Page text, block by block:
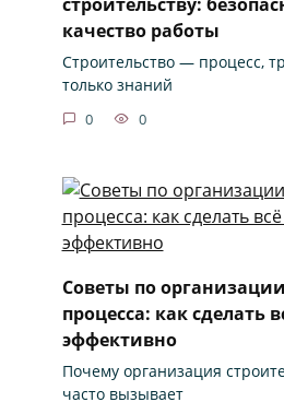
качество работы
Строительство — процесс,
только знаний
0 0
Советы по
процесса: как сделать
эффективно
Почему организация
часто вызывает